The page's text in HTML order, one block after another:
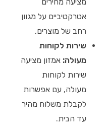
אטרקטיביים על מגוון
רחב של מוצרים.
שירות לקוחות
מעולה: אמזון מציעה
שירות לקוחות
מעולה, עם אפשרות
לקבלת משלוח מהיר
עד הבית.